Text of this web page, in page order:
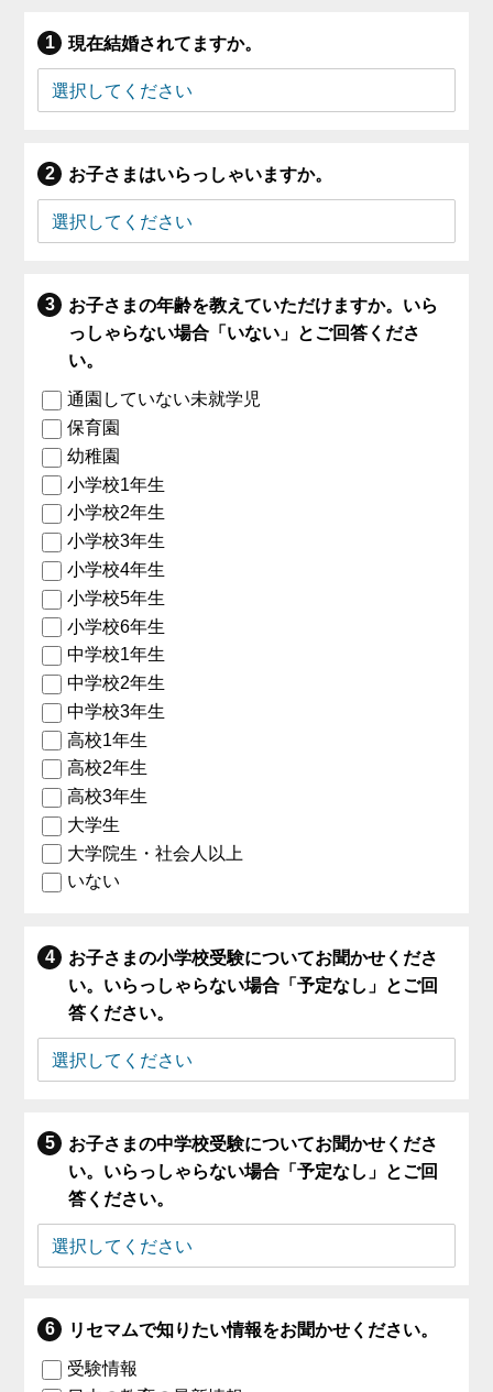
現在結婚されてますか。
お子さまはいらっしゃいますか。
お子さまの年齢を教えていただけますか。いら
っしゃらない場合「いない」とご回答くださ
い。
通園していない未就学児
保育園
幼稚園
小学校1年生
小学校2年生
小学校3年生
小学校4年生
小学校5年生
小学校6年生
中学校1年生
中学校2年生
中学校3年生
高校1年生
高校2年生
高校3年生
大学生
大学院生・社会人以上
いない
お子さまの小学校受験についてお聞かせくださ
い。いらっしゃらない場合「予定なし」とご回
答ください。
お子さまの中学校受験についてお聞かせくださ
い。いらっしゃらない場合「予定なし」とご回
答ください。
リセマムで知りたい情報をお聞かせください。
受験情報